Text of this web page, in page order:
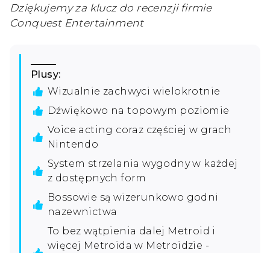
Dziękujemy za klucz do recenzji firmie
Conquest Entertainment
Plusy:
Wizualnie zachwyci wielokrotnie
Dźwiękowo na topowym poziomie
Voice acting coraz częściej w grach
Nintendo
System strzelania wygodny w każdej
z dostępnych form
Bossowie są wizerunkowo godni
nazewnictwa
To bez wątpienia dalej Metroid i
więcej Metroida w Metroidzie -